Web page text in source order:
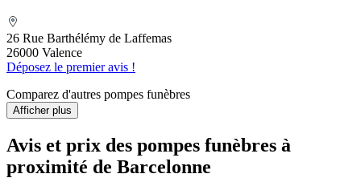
26 Rue Barthélémy de Laffemas
26000 Valence
Déposez le premier avis !
Comparez d'autres pompes funèbres
Afficher plus
Avis et prix des pompes funèbres à
proximité de Barcelonne